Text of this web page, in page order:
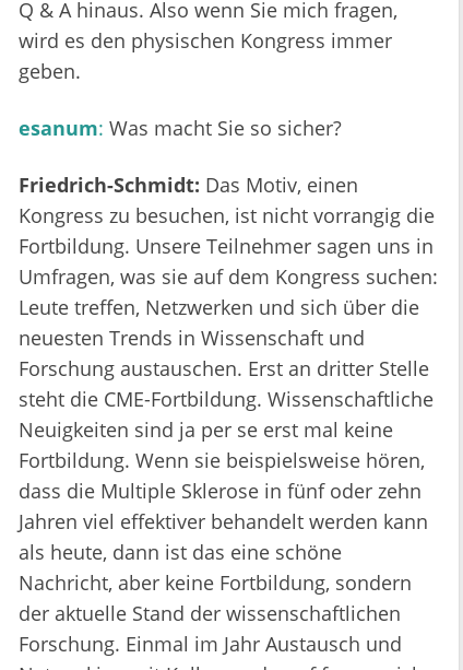
Q & A hinaus. Also wenn Sie mich fragen,
wird es den physischen Kongress immer
geben.
esanum: Was macht Sie so sicher?
Friedrich-Schmidt: Das Motiv, einen
Kongress zu besuchen, ist nicht vorrangig die
Fortbildung. Unsere Teilnehmer sagen uns in
Umfragen, was sie auf dem Kongress suchen:
Leute treffen, Netzwerken und sich über die
neuesten Trends in Wissenschaft und
Forschung austauschen. Erst an dritter Stelle
steht die CME-Fortbildung. Wissenschaftliche
Neuigkeiten sind ja per se erst mal keine
Fortbildung. Wenn sie beispielsweise hören,
dass die Multiple Sklerose in fünf oder zehn
Jahren viel effektiver behandelt werden kann
als heute, dann ist das eine schöne
Nachricht, aber keine Fortbildung, sondern
der aktuelle Stand der wissenschaftlichen
Forschung. Einmal im Jahr Austausch und